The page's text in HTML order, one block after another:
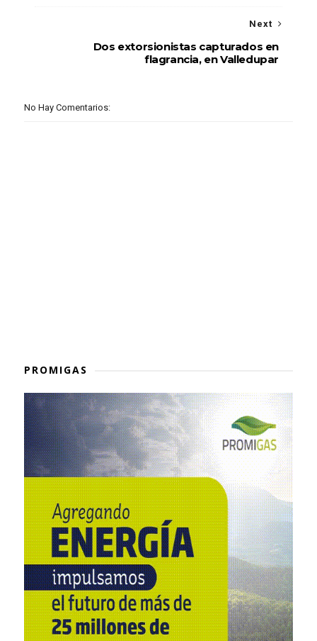
Next
Dos extorsionistas capturados en
flagrancia, en Valledupar
No Hay Comentarios:
PROMIGAS